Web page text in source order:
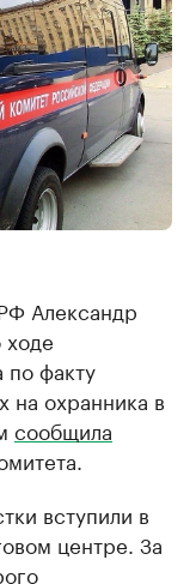
Александр
ходе
по факту
на охранника в
сообщила
вступили в
центре. За